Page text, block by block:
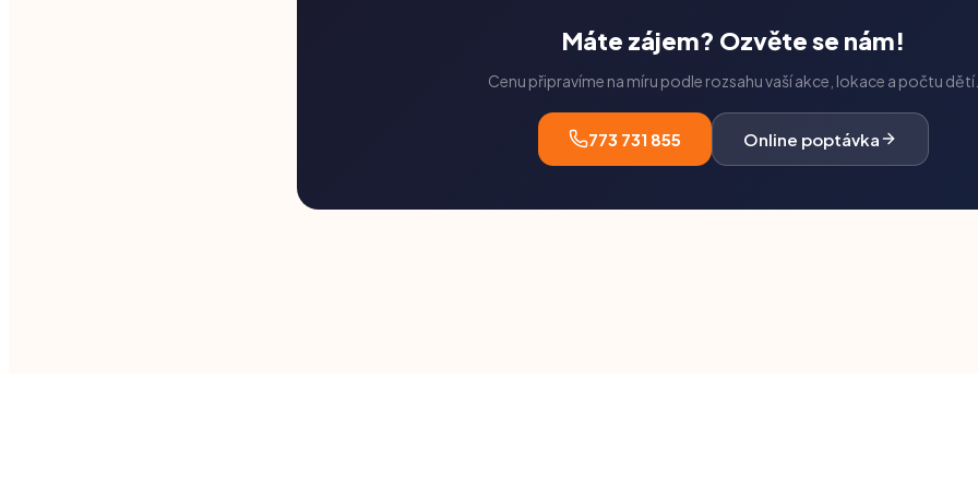
Máte zájem? Ozvěte se nám!
Cenu připravíme na míru podle rozsahu vaší akce, lokace a počtu dětí.
773 731 855 Online poptávka